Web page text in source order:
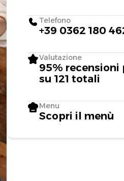
Telefono
+39 0362 180
Valutazione
95% recensioni
su 121 totali
Menu
Scopri il menù